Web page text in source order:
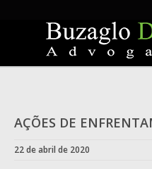
AÇÕES DE
22 de abril de 2020